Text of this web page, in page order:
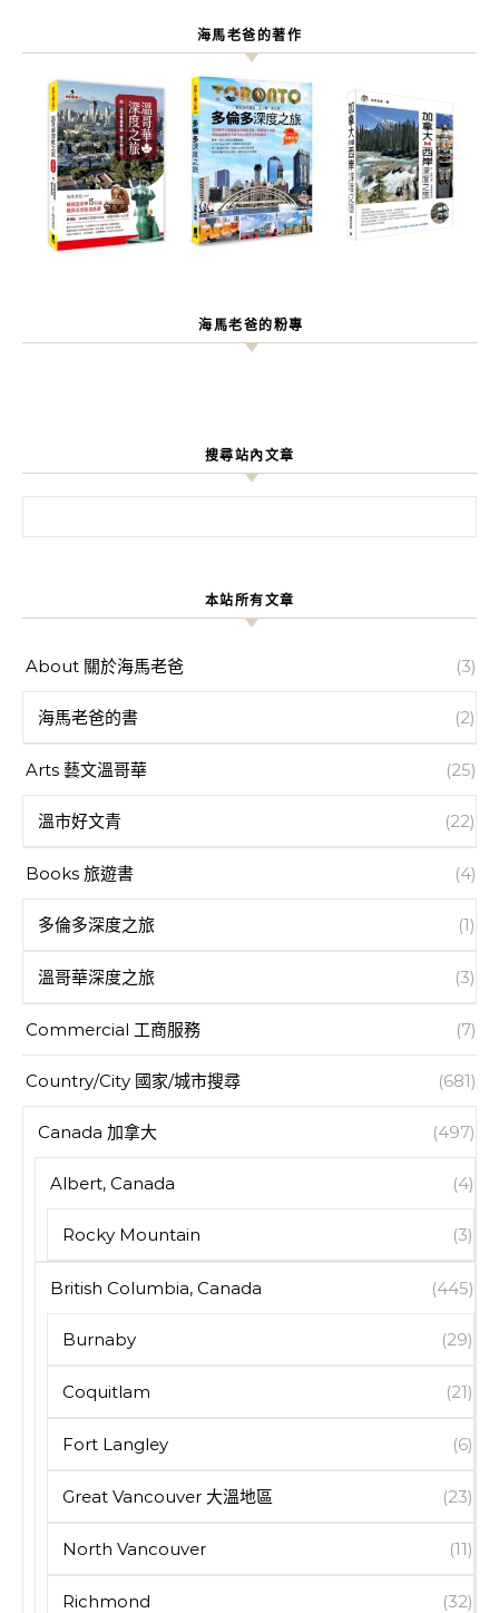
海馬老爸的著作
海馬老爸的粉專
搜尋站內文章
本站所有文章
About 關於海馬老爸 (3)
海馬老爸的書 (2)
Arts 藝文溫哥華 (25)
溫市好文青 (22)
Books 旅遊書 (4)
多倫多深度之旅 (1)
溫哥華深度之旅 (3)
Commercial 工商服務 (7)
Country/City 國家/城市搜尋 (681)
Canada 加拿大 (497)
Albert, Canada (4)
Rocky Mountain (3)
British Columbia, Canada (445)
Burnaby (29)
Coquitlam (21)
Fort Langley (6)
Great Vancouver 大溫地區 (23)
North Vancouver (11)
Richmond (32)